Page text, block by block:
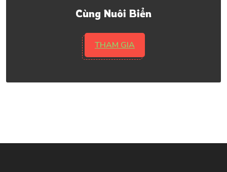
Cùng Nuôi Biển
THAM GIA